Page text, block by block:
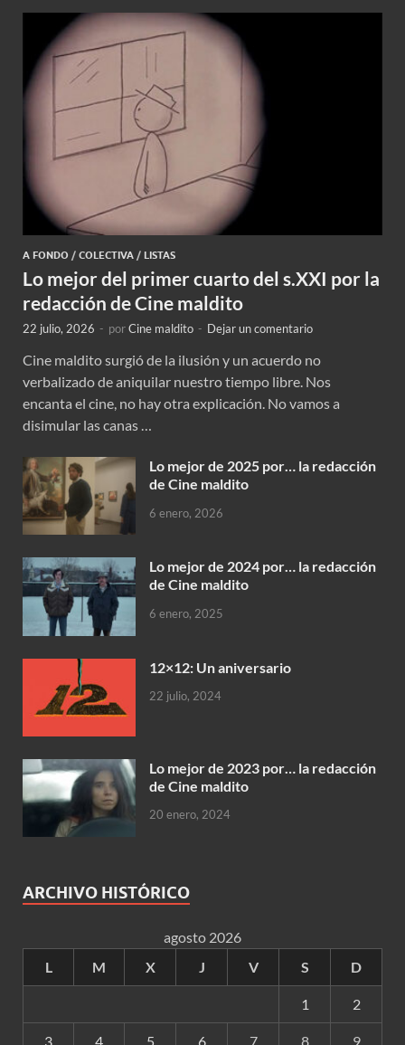
A FONDO / COLECTIVA / LISTAS
Lo mejor del primer cuarto del s.XXI por la
redacción de Cine maldito
22 julio, 2026 - porCine maldito - Dejar un comentario
Cine maldito surgió de la ilusión y un acuerdo no
verbalizado de aniquilar nuestro tiempo libre. Nos
encanta el cine, no hay otra explicación. No vamos a
disimular las canas …
Lo mejor de 2025 por… la redacción
de Cine maldito
6 enero, 2026
Lo mejor de 2024 por… la redacción
de Cine maldito
6 enero, 2025
12×12: Un aniversario
22 julio, 2024
Lo mejor de 2023 por… la redacción
de Cine maldito
20 enero, 2024
ARCHIVO HISTÓRICO
agosto 2026
L
M X J V S D
1 2
3 4 5 6 7 8 9